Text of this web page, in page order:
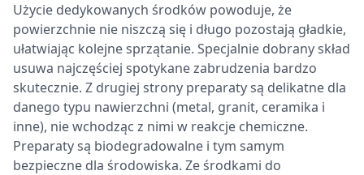
Użycie dedykowanych środków powoduje, że
powierzchnie nie niszczą się i długo pozostają gładkie,
ułatwiając kolejne sprzątanie. Specjalnie dobrany skład
usuwa najczęściej spotykane zabrudzenia bardzo
skutecznie. Z drugiej strony preparaty są delikatne dla
danego typu nawierzchni (metal, granit, ceramika i
inne), nie wchodząc z nimi w reakcje chemiczne.
Preparaty są biodegradowalne i tym samym
bezpieczne dla środowiska. Ze środkami do